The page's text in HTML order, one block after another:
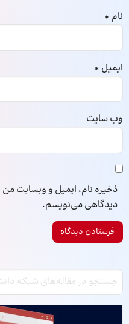
نام *
ایمیل *
وب‌ سایت
ذخیره نام، ایمیل و وبسایت من
دیدگاهی می‌نویسم.